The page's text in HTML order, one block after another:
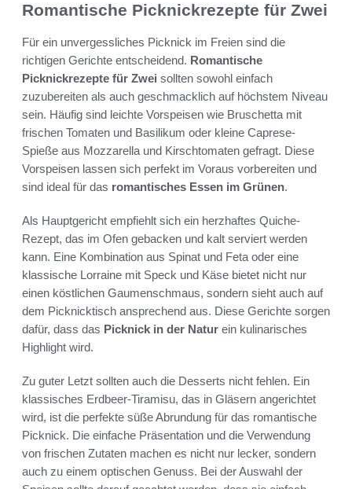
Romantische Picknickrezepte für Zwei
Für ein unvergessliches Picknick im Freien sind die
richtigen Gerichte entscheidend. Romantische
Picknickrezepte für Zwei sollten sowohl einfach
zuzubereiten als auch geschmacklich auf höchstem Niveau
sein. Häufig sind leichte Vorspeisen wie Bruschetta mit
frischen Tomaten und Basilikum oder kleine Caprese-
Spieße aus Mozzarella und Kirschtomaten gefragt. Diese
Vorspeisen lassen sich perfekt im Voraus vorbereiten und
sind ideal für das romantisches Essen im Grünen.
Als Hauptgericht empfiehlt sich ein herzhaftes Quiche-
Rezept, das im Ofen gebacken und kalt serviert werden
kann. Eine Kombination aus Spinat und Feta oder eine
klassische Lorraine mit Speck und Käse bietet nicht nur
einen köstlichen Gaumenschmaus, sondern sieht auch auf
dem Picknicktisch ansprechend aus. Diese Gerichte sorgen
dafür, dass das Picknick in der Natur ein kulinarisches
Highlight wird.
Zu guter Letzt sollten auch die Desserts nicht fehlen. Ein
klassisches Erdbeer-Tiramisu, das in Gläsern angerichtet
wird, ist die perfekte süße Abrundung für das romantische
Picknick. Die einfache Präsentation und die Verwendung
von frischen Zutaten machen es nicht nur lecker, sondern
auch zu einem optischen Genuss. Bei der Auswahl der